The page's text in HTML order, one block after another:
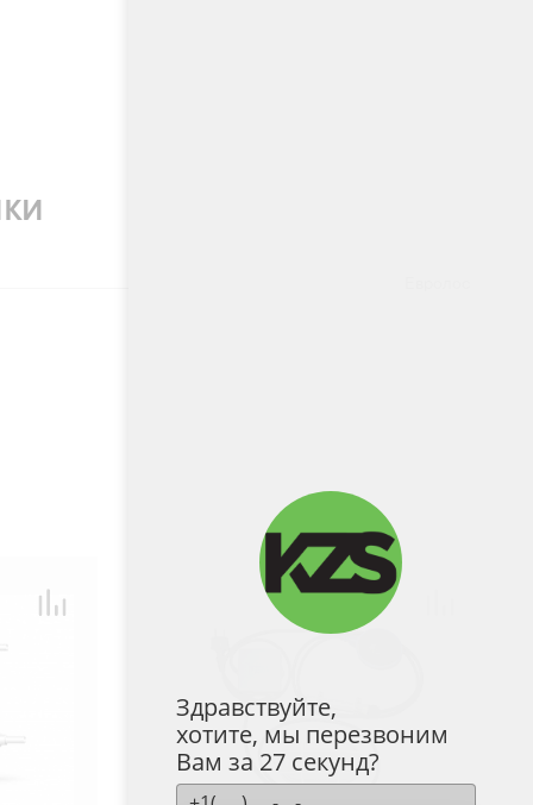
Здравствуйте,
хотите, мы перезвоним
Вам за 27 секунд?